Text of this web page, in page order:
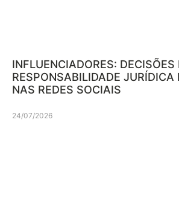
INFLUENCIADORES: DECISÕES
RESPONSABILIDADE JURÍDICA
NAS REDES SOCIAIS
24/07/2026